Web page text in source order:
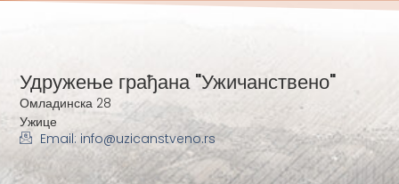
Удружење грађана "Ужичанствено"
Омладинска 28
Ужице
Email: info@uzicanstveno.rs